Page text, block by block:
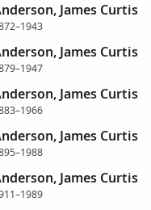
James Curtis
James Curtis
James Curtis
James Curtis
James Curtis